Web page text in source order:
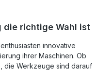
NA Bandit [ABS]2007 -
-
[non-
[ABS]2008 -
die richtige Wahl ist
innovative
ihrer Maschinen. Ob
die Werkzeuge sind darauf